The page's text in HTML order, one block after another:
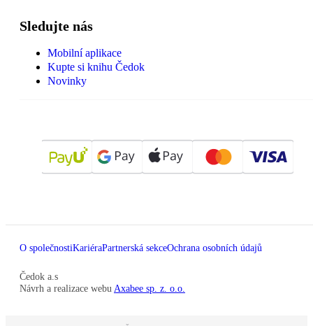
Sledujte nás
Mobilní aplikace
Kupte si knihu Čedok
Novinky
O společnostiKariéraPartnerská sekceOchrana osobních údajů
Čedok a.s
Návrh a realizace webu Axabee sp. z. o.o.